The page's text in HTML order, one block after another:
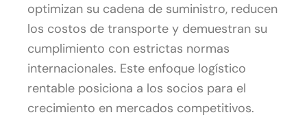
optimizan su cadena de suministro, reducen
los costos de transporte y demuestran su
cumplimiento con estrictas normas
internacionales. Este enfoque logístico
rentable posiciona a los socios para el
crecimiento en mercados competitivos.